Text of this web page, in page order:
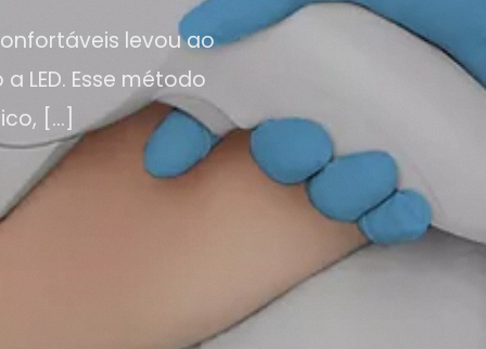
levou ao
LED. Esse método
[…]